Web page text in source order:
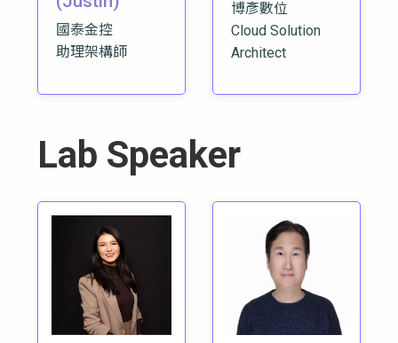
國泰金控
助理架構師
博彥數位
Cloud Solution
Architect
Lab Speaker